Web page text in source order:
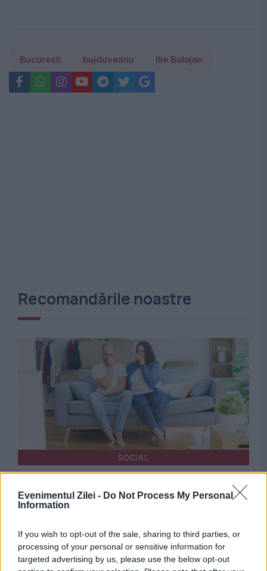
Evenimentul Zilei - Do Not Process My Personal
Information
If you wish to opt-out of the sale, sharing to third parties, or
processing of your personal or sensitive information for
targeted advertising by us, please use the below opt-out
Bucuresti bujduveanu Ilie Bolojan
Recomandările noastre
SOCIAL
Locuitorii din sudul Bucureștiului ies în stradă: